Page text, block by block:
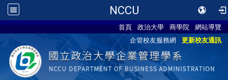
NCCU
首頁 政治大學 商學院
網站導覽
企管校友服務網
更新校友通訊